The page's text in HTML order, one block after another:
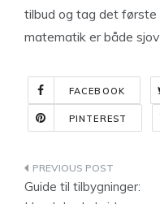
tilbud og tag det
matematik er både
FACEBOOK
PINTEREST
Guide til tilbygninger: